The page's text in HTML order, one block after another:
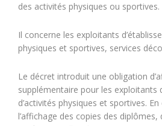
des activités physiques ou sportives.
Il concerne les exploitants
physiques et sportives, services
Le décret introduit une obligation
supplémentaire pour les exploitants
d’activités physiques et sportives.
l’affichage des copies des